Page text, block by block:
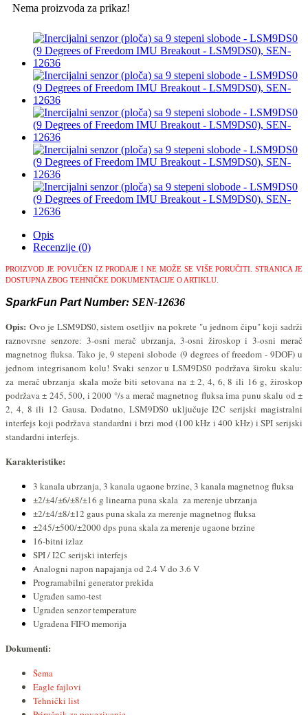
Nema proizvoda za prikaz!
Opis
Recenzije (0)
PROIZVOD JE POVUČEN IZ PRODAJE I NE MOŽE SE VIŠE PORUČITI.STRANICA JE
DOSTUPNA ZBOG TEHNIČKE DOKUMENTACIJE O ARTIKLU.
SparkFun Part Number: SEN-12636
Opis: Ovo je LSM9DS0, sistem osetljiv na pokrete "u jednom čipu" koji sadrži
raznovrsne senzore: 3-osni merač ubrzanja, 3-osni žiroskop i 3-osni merač
magnetnog fluksa. Tako je, 9 stepeni slobode (9 degrees of freedom - 9DOF) u
jednom integrisanom kolu! Svaki senzor u LSM9DS0 podržava široku skalu:
za merač ubrzanja skala može biti setovana na ± 2, 4, 6, 8 ili 16 g, žiroskop
podržava ± 245, 500, i 2000 °/s a merač magnetnog fluksa ima punu skalu od ±
2, 4, 8 ili 12 Gausa. Dodatno, LSM9DS0 uključuje I2C serijski magistralni
interfejs koji podržava standardni i brzi mod (100 kHz i 400 kHz) i SPI serijski
standardni interfejs.
Karakteristike:
3 kanala ubrzanja, 3 kanala ugaone brzine, 3 kanala magnetnog fluksa
±2/±4/±6/±8/±16 g linearna puna skala za merenje ubrzanja
±2/±4/±8/±12 gaus puna skala za merenje magnetnog fluksa
±245/±500/±2000 dps puna skala za merenje ugaone brzine
16-bitni izlaz
SPI / I2C serijski interfejs
Analogni napon napajanja od 2.4 V do 3.6 V
Programabilni generator prekida
Ugrađen samo-test
Ugrađen senzor temperature
Ugrađena FIFO memorija
Dokumenti:
Šema
Eagle fajlovi
Tehnički list